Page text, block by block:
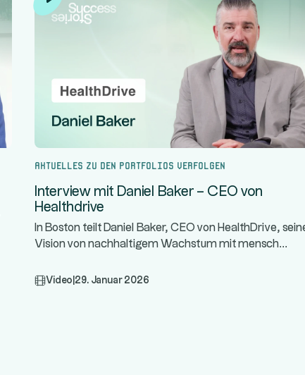
Aktuelles zu den Portfolios verfolgen
Interview mit Daniel Baker – CEO von
Healthdrive
In Boston teilt Daniel Baker, CEO von HealthDrive,
Vision von nachhaltigem Wachstum mit mensch...
Video 29. Januar 2026